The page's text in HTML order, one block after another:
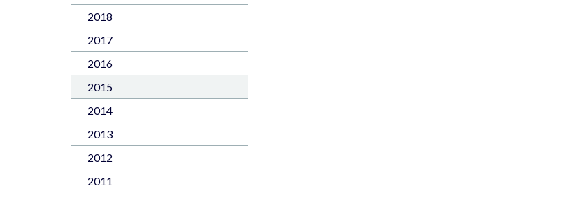
2018
2017
2016
2015
2014
2013
2012
2011